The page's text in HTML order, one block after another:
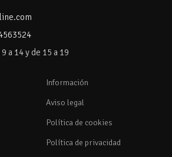
a 14 y de 15 a 19
Información
Aviso legal
Política de cookies
Política de privacidad